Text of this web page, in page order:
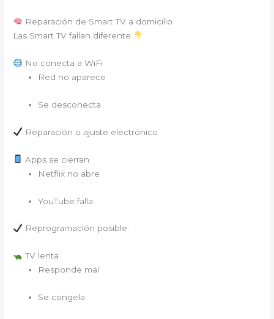
Reparación de Smart TV a domicilio
Las Smart TV fallan diferente
No conecta a WiFi
Red no aparece
Se desconecta
Reparación o ajuste electrónico.
Apps se cierran
Netflix no abre
YouTube falla
Reprogramación posible.
TV lenta
Responde mal
Se congela